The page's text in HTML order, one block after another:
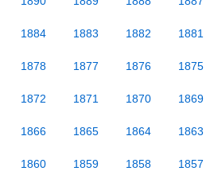
1884 1883 1882 1881
1878 1877 1876 1875
1872 1871 1870 1869
1866 1865 1864 1863
1860 1859 1858 1857